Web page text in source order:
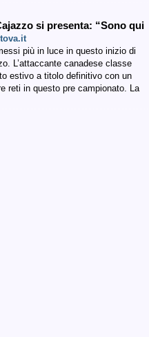
si presenta: “Sono qui
più in luce in questo inizio di
L’attaccante canadese classe
estivo a titolo definitivo con un
reti in questo pre campionato. La